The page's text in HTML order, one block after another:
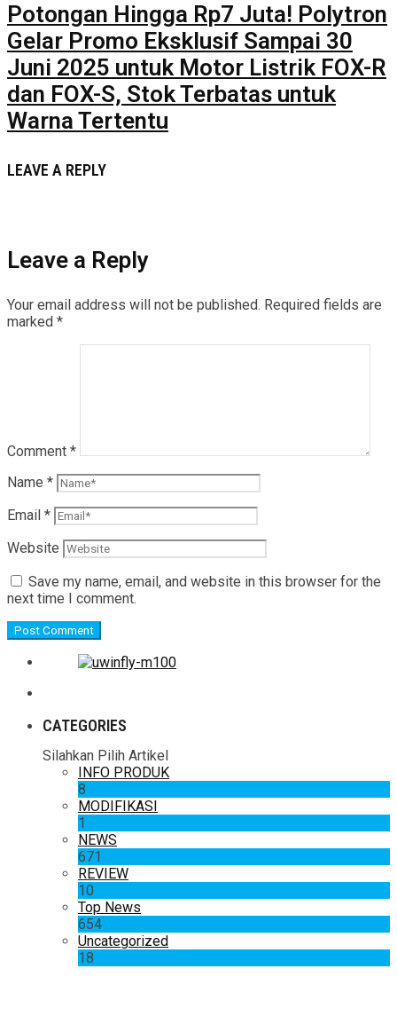
Potongan Hingga Rp7 Juta! Polytron
Gelar Promo Eksklusif Sampai 30
Juni 2025 untuk Motor Listrik FOX-R
dan FOX-S, Stok Terbatas untuk
Warna Tertentu
LEAVE A REPLY
Leave a Reply
Your email address will not be published. Required fields are
marked *
Comment *
Name *
Email *
Website
Save my name, email, and website in this browser for the
next time I comment.
CATEGORIES
Silahkan Pilih Artikel
INFO PRODUK
8
MODIFIKASI
1
NEWS
671
REVIEW
10
Top News
654
Uncategorized
18